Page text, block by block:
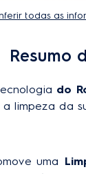
todas as
Resumo
do
limpeza da
uma